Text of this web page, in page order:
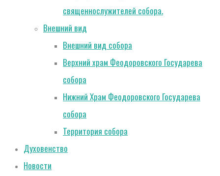
священнослужителей собора.
Внешний вид
Внешний вид собора
Верхний храм Феодоровского Государева
собора
Нижний Храм Феодоровского Государева
собора
Территория собора
Духовенство
Новости